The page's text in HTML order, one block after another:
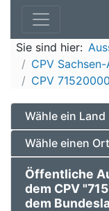
Sie sind hier:
CPV
CPV
Wähle ein Land
Wähle einen Ort
Öffentliche
dem CPV
dem